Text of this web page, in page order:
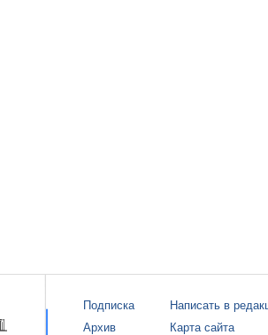
Подписка
Архив
Написать в
Карта сайта